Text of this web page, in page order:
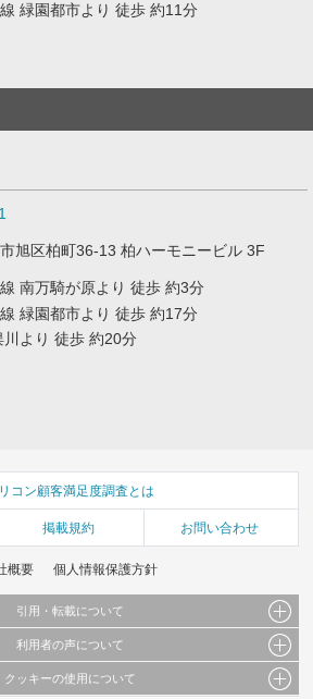
緑園都市より 徒歩 約11分
旭区柏町36-13 柏ハーモニービル 3F
南万騎が原より 徒歩 約3分
緑園都市より 徒歩 約17分
より 徒歩 約20分
コン顧客満足度調査とは
掲載規約 お問い合わせ
概要 個人情報保護方針
引用・転載について
（文字、写真、イラスト、画像データ等）及びこれらの配
く無断転載・複製などの二次利用を行うことは固く禁じて
利用者の声について
すべてサービスの利用者が提出された見解・感想です。
クッキーの使用について